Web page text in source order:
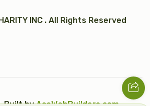
INC . All Rights Reserved